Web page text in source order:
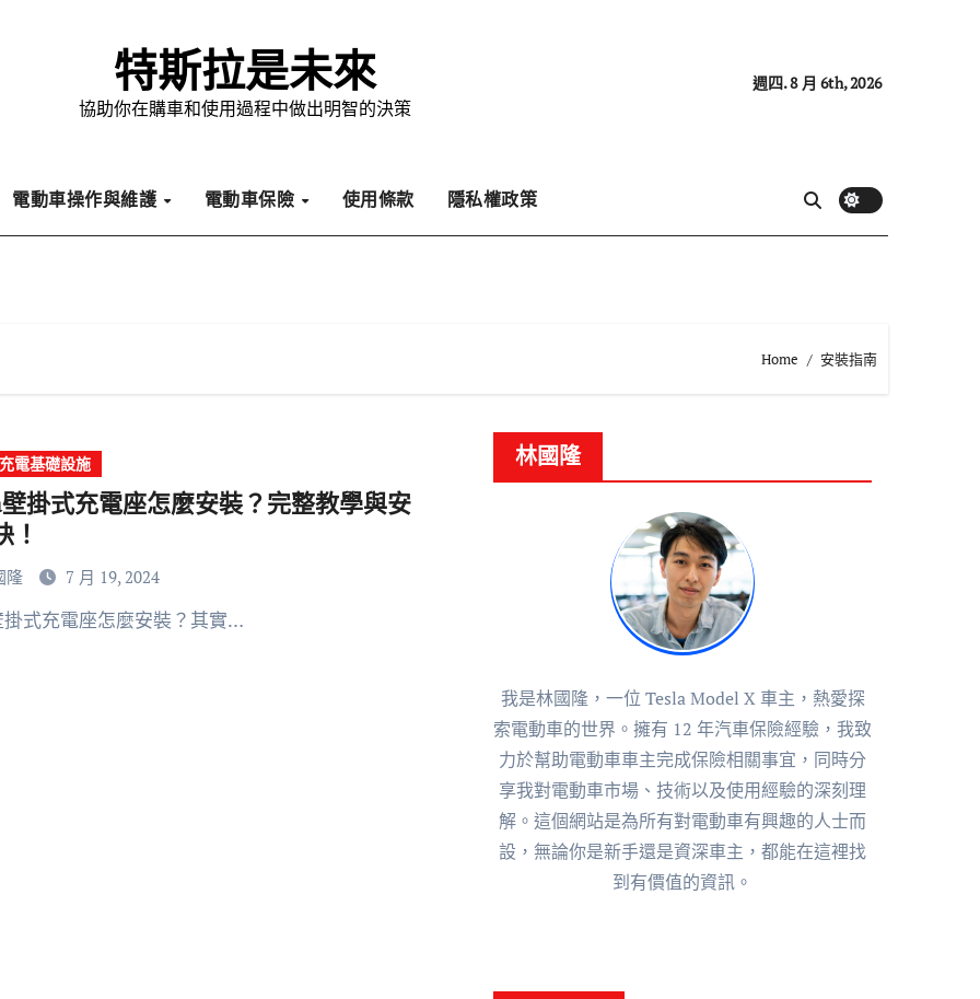
特斯拉是未來
協助你在購車和使用過程中做出明智的決策
週四. 8 月 6th, 2026
電動車操作與維護 電動車保險 使用條款 隱私權政策
Home 安裝指南
電基礎設施
掛式充電座怎麼安裝？完整教學與安
！
隆 7 月 19, 2024
掛式充電座怎麼安裝？其實…
林國隆
我是林國隆，一位 Tesla Model X 車主，熱愛探
索電動車的世界。擁有 12 年汽車保險經驗，我致
力於幫助電動車車主完成保險相關事宜，同時分
享我對電動車市場、技術以及使用經驗的深刻理
解。這個網站是為所有對電動車有興趣的人士而
設，無論你是新手還是資深車主，都能在這裡找
到有價值的資訊。